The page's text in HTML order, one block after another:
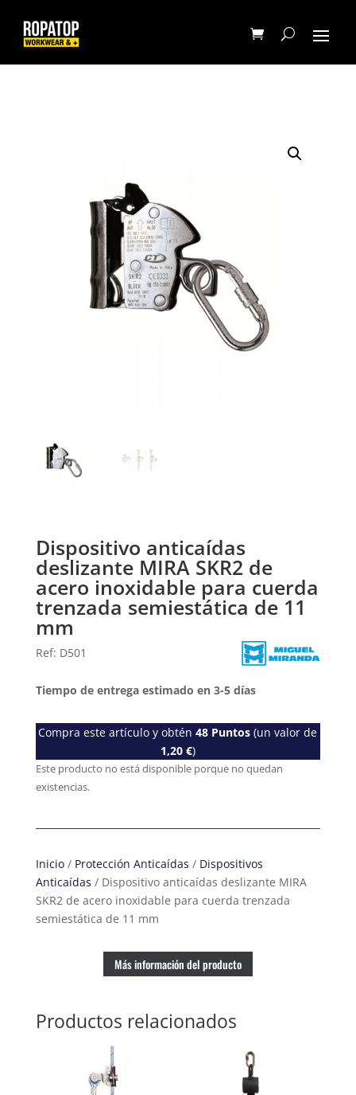
Dispositivo anticaídas
deslizante MIRA SKR2 de
acero inoxidable para cuerda
trenzada semiestática de 11
mm
Ref: D501
Tiempo de entrega estimado en 3-5 días
Compra este artículo y obtén48 Puntos (un valor de
1,20 €)
Este producto no está disponible porque no quedan
existencias.
Inicio/ Protección Anticaídas / Dispositivos
Anticaídas / Dispositivo anticaídas deslizante MIRA
SKR2 de acero inoxidable para cuerda trenzada
semiestática de 11 mm
Más información del producto
Productos relacionados